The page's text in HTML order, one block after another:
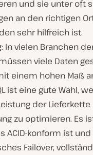
und sie unter oft
an den richtigen
sehr hilfreich ist.
: In vielen Branchen
viele Daten
einem hohen Maß
ist eine gute Wahl,
der
zu optimieren. Es
ACID-konform ist
Failover,